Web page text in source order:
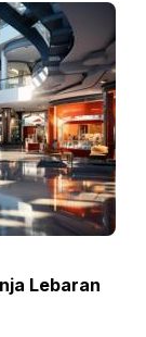
Lebaran